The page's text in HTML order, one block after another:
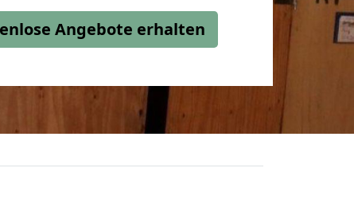
Angebote erhalten